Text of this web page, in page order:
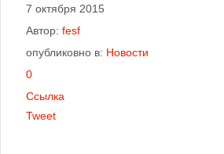
7 октября 2015
Автор: fesf
опубликовно в: Новости
0
Ссылка
Tweet